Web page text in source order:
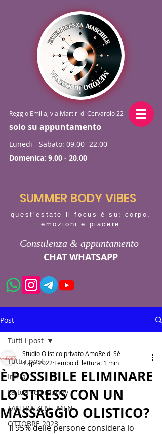
Lunedi - Sabato: 09.00 -22.00
Domenica: 9.00 - 20.00
Reggio Emilia, via Martiri di Cervarolo 22
solo su appuntamento
SUMMER BODY VIBES
quest’estate il focus è su: corpo,
emozioni e piacere
Consulenza & appuntamento
CHAT WHATSAPP
Post
Tutti i post
Inizia
La tua community
TANTRA ZEN - MEN
OTTOBRE 2023
Tutti i post
È POSSIBILE ELIMINARE
LO STRESS CON UN
MASSAGGIO OLISTICO?
Studio Olistico privato AmoRe di Sè
4 apr 2022 Tempo di lettura: 1 min
Il 95% delle persone considera lo